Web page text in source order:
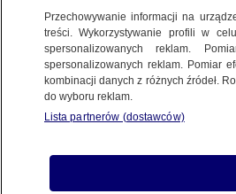
w osłupienie"
23.05.2023, 08:26
Udostępnij
stronie Kijowa
terytorium obwodu
Przechowywanie informacji na
treści. Wykorzystywanie profili w
spersonalizowanych reklam.
spersonalizowanych reklam. Pomiar
kombinacji danych z różnych źródeł.
do wyboru reklam.
Lista partnerów (dostawców)